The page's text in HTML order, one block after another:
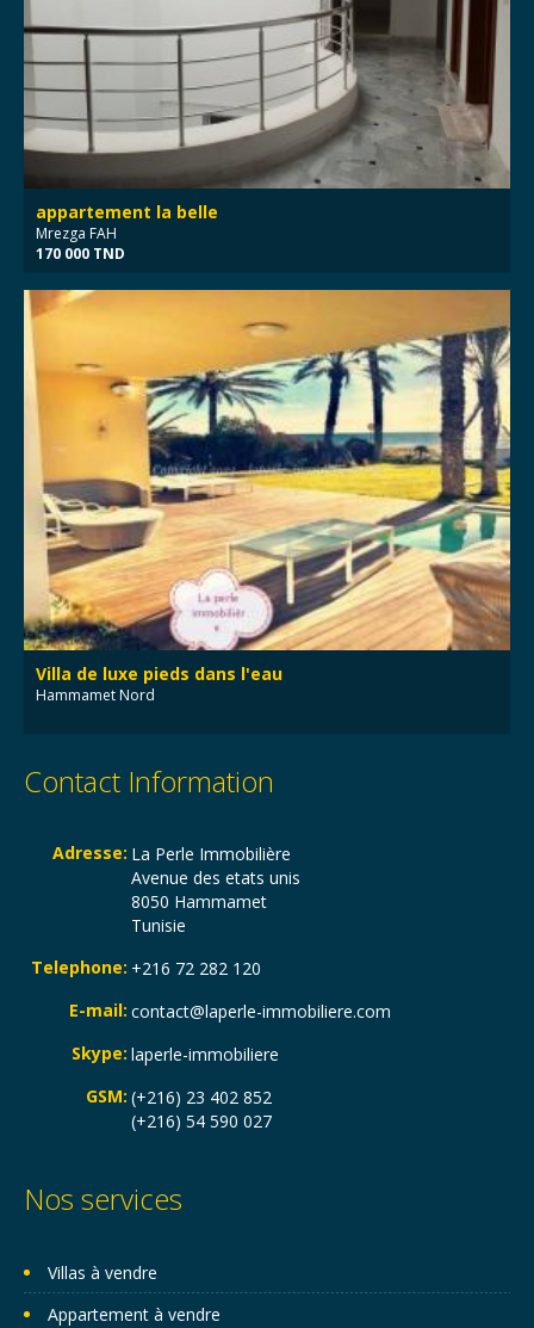
appartement la belle
Mrezga FAH
170 000 TND
Villa de luxe pieds dans l'eau
Hammamet Nord
Contact Information
Adresse: La Perle Immobilière
Avenue des etats unis
8050 Hammamet
Tunisie
Telephone: +216 72 282 120
E-mail: contact@laperle-immobiliere.com
Skype: laperle-immobiliere
GSM: (+216) 23 402 852
(+216) 54 590 027
Nos services
Villas à vendre
Appartement à vendre